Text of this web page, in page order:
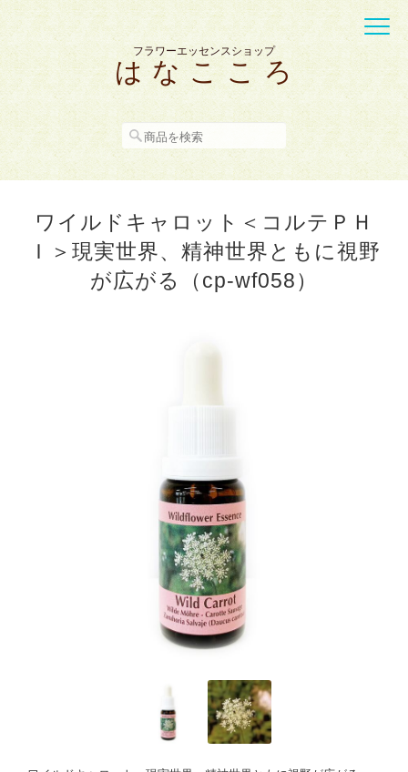
フラワーエッセンスショップ
は な こ こ ろ
ワイルドキャロット＜コルテＰＨ
Ｉ＞現実世界、精神世界ともに視野
が広がる（cp-wf058）